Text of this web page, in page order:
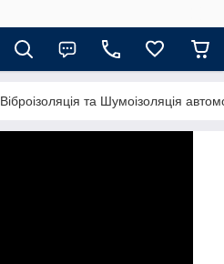
Віброізоляція та Шумоізоляція